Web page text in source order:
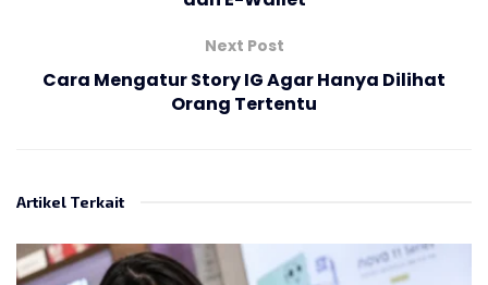
Next Post
Cara Mengatur Story IG Agar Hanya Dilihat
Orang Tertentu
Artikel Terkait